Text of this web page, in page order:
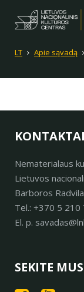
LT Apie sąvadą
KONTAKTAI
Nematerialaus
Lietuvos
Barboros
Tel.: +370 5 210
El. p.
SEKITE MUS